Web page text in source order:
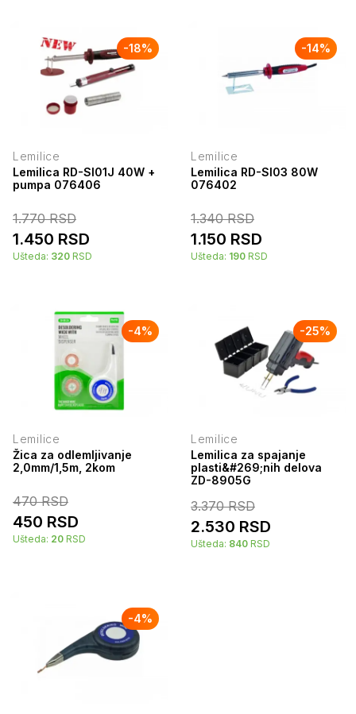
-18%
Lemilice
Lemilica RD-SI01J 40W +
pumpa 076406
1.770RSD
1.450 RSD
Ušteda: 320 RSD
-14%
Lemilice
Lemilica RD-SI03 80W
076402
1.340RSD
1.150 RSD
Ušteda: 190 RSD
-4%
Lemilice
Žica za odlemljivanje
2,0mm/1,5m, 2kom
470RSD
450 RSD
Ušteda: 20 RSD
-25%
Lemilice
Lemilica za spajanje
plasti&#269;nih delova
ZD-8905G
3.370RSD
2.530 RSD
Ušteda: 840 RSD
-4%